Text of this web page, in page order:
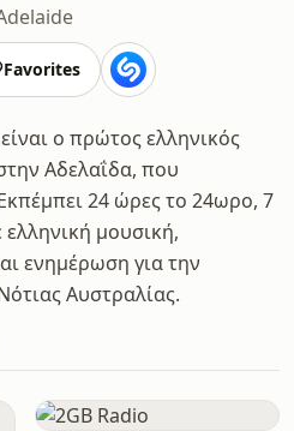
Favorites
ο πρώτος ελληνικός
Αδελαΐδα, που
24 ώρες το 24ωρο, 7
μουσική,
ενημέρωση για την
Αυστραλίας.